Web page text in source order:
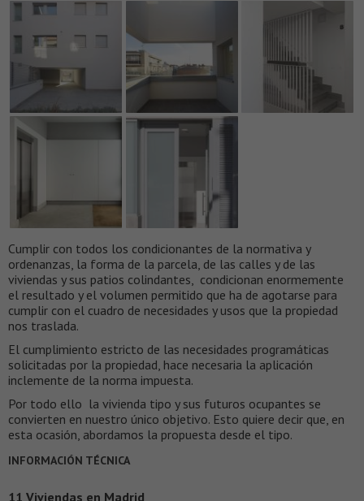
Cumplir con todos los condicionantes de la normativa y
ordenanzas, la forma de la parcela, de las calles y de las
viviendas y sus patios colindantes, condicionan enormemente
el resultado y el volumen permitido que ha de agotarse para
cumplir con el cuadro de necesidades y usos que la propiedad
nos traslada.
El cumplimiento estricto de las necesidades programáticas
solicitadas por la propiedad, hace necesaria la aplicación
inclemente de la norma impuesta.
Por todo ello la vivienda tipo y sus futuros ocupantes se
convierten en nuestro único objetivo. Esto quiere decir que, en
esta ocasión, abordamos la propuesta desde el tipo.
INFORMACIÓN TÉCNICA
11 Viviendas en Madrid